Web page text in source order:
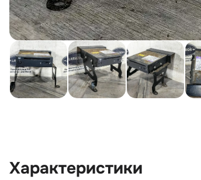
Характеристики